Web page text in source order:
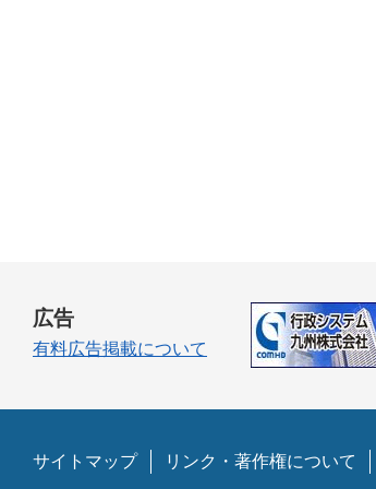
広告
有料広告掲載について
サイトマップ リンク・著作権について